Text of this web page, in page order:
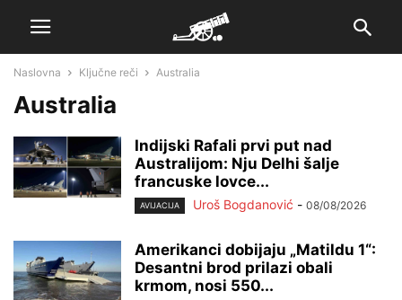
Naslovna Ključne reči Australia
Australia
Indijski Rafali prvi put nad
Australijom: Nju Delhi šalje
francuske lovce...
AVIJACIJA Uroš Bogdanović - 08/08/2026
Amerikanci dobijaju „Matildu 1“:
Desantni brod prilazi obali
krmom, nosi 550...